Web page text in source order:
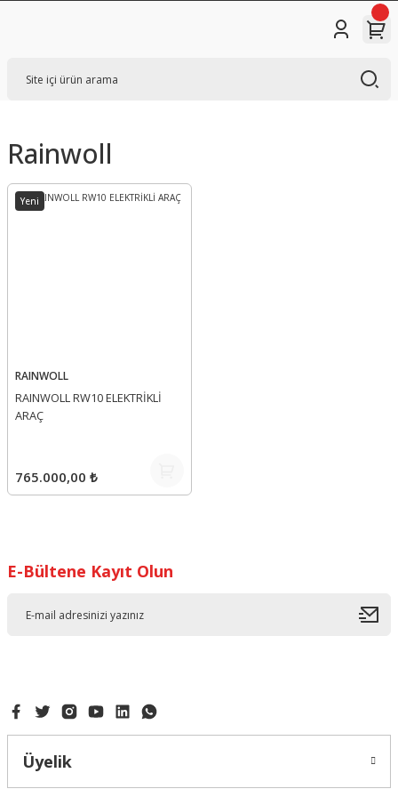
Rainwoll
Yeni
RAINWOLL
RAINWOLL RW10 ELEKTRİKLİ
ARAÇ
765.000,00 ₺
E-Bültene Kayıt Olun
Üyelik